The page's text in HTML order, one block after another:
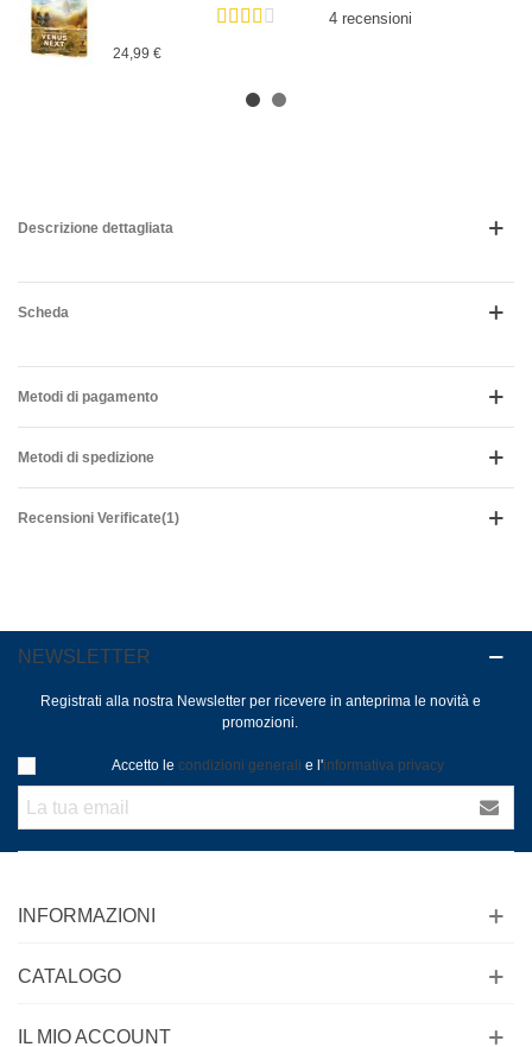
4 recensioni
24,99 €
Descrizione dettagliata
Scheda
Metodi di pagamento
Metodi di spedizione
Recensioni Verificate(1)
NEWSLETTER
Registrati alla nostra Newsletter per ricevere in anteprima le novità e
promozioni.
Accetto le condizioni generali e l'informativa privacy
INFORMAZIONI
CATALOGO
IL MIO ACCOUNT